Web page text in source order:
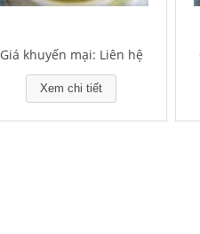
Giá khuyến mại: Liên hệ
Xem chi tiết